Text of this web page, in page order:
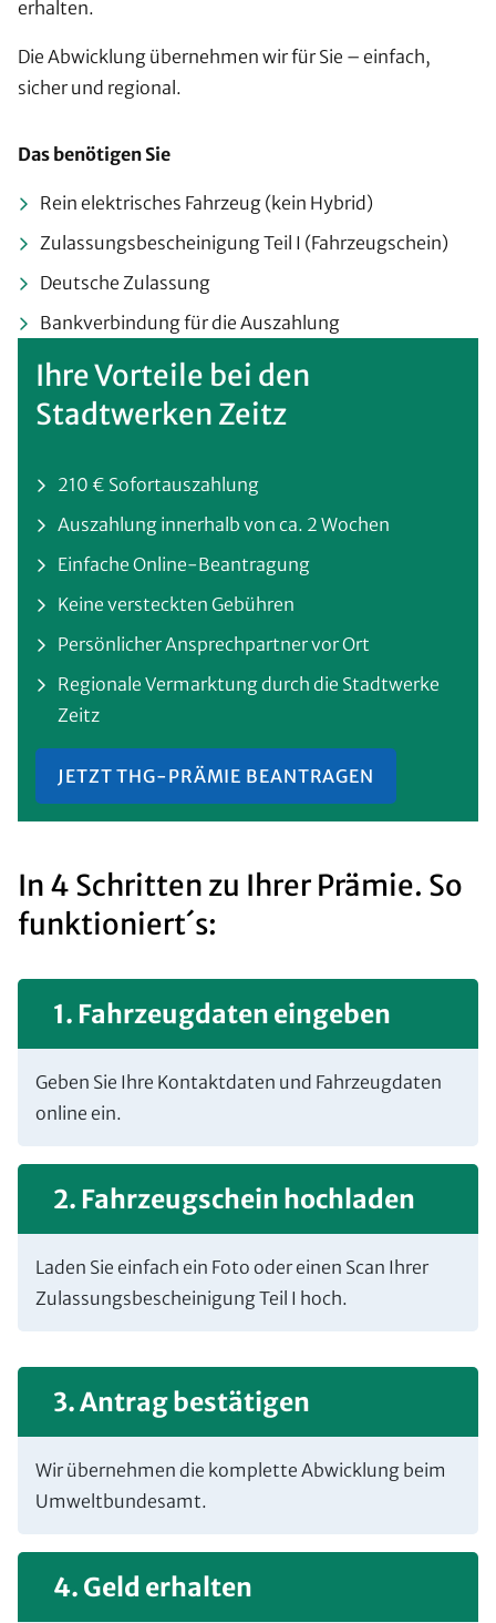
erhalten.
Die Abwicklung übernehmen wir für Sie – einfach,
sicher und regional.
Das benötigen Sie
Rein elektrisches Fahrzeug (kein Hybrid)
Zulassungsbescheinigung Teil I (Fahrzeugschein)
Deutsche Zulassung
Bankverbindung für die Auszahlung
Ihre Vorteile bei den
Stadtwerken Zeitz
210 € Sofortauszahlung
Auszahlung innerhalb von ca. 2 Wochen
Einfache Online-Beantragung
Keine versteckten Gebühren
Persönlicher Ansprechpartner vor Ort
Regionale Vermarktung durch die Stadtwerke
Zeitz
JETZT THG-PRÄMIE BEANTRAGEN
In 4 Schritten zu Ihrer Prämie. So
funktioniert´s:
1. Fahrzeugdaten eingeben
Geben Sie Ihre Kontaktdaten und Fahrzeugdaten
online ein.
2. Fahrzeugschein hochladen
Laden Sie einfach ein Foto oder einen Scan Ihrer
Zulassungsbescheinigung Teil I hoch.
3. Antrag bestätigen
Wir übernehmen die komplette Abwicklung beim
Umweltbundesamt.
4. Geld erhalten